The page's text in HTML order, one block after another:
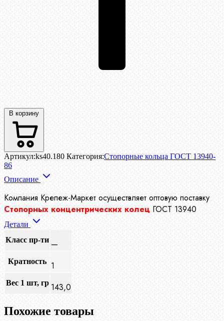
В корзину
Артикул:ks40.180 Категория:Стопорные кольца ГОСТ 13940-
86
Описание
Компания Крепеж-Маркет осуществляет оптовую поставку
Стопорных концентрических колец ГОСТ 13940
Детали
Класс пр-ти —
Кратность 1
Вес 1 шт, гр 143,0
Похожие товары